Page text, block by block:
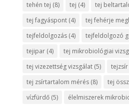
tehén tej (8) tej (4) tej
tej fagyáspont(4) tej fehérje
tejfeldolgozás(4) tejfeldolgozó
tejipar(4) tej mikrobiológiai
tej vizezettség vizsgálat(5)
tej zsírtartalom mérés(8) tej
vízfürdő(5) élelmiszerek